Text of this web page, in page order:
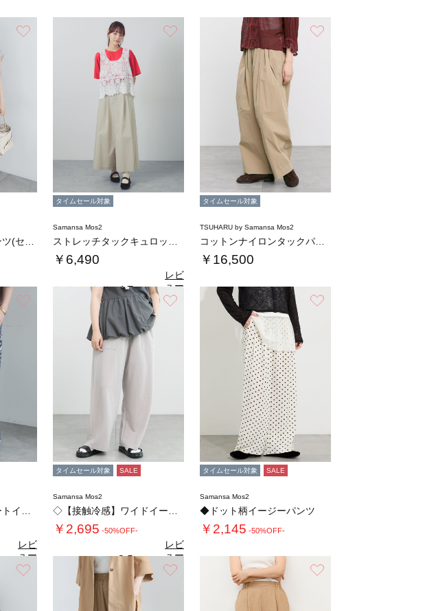
タイムセール対象
Samansa Mos2
￥6,490
4.7（3）
レビ
ュー
を見
る
タイムセール対象
TSUHARU by Samansa Mos2
￥16,500
レビ
ュー
を見
る
お気に入り
タイムセール対象 SALE
Samansa Mos2
￥2,695 -50%OFF-
3.5（2）
レビ
ュー
を見
る
タイムセール対象 SALE
Samansa Mos2
◆ドット柄イージーパンツ
￥2,145 -50%OFF-